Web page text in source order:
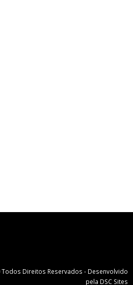
Direitos Reservados - Desenvolvido
pela DSC Sites